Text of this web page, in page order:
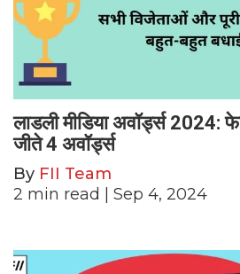
लाडली मीडिया अवॉर्ड्स 2024:
जीते 4 अवॉर्ड्स
By FII Team
2 min read | Sep 4, 2024